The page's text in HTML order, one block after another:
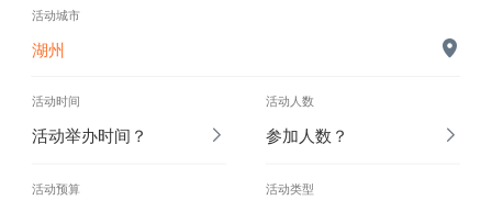
活动城市
湖州
活动时间
活动举办时间？
活动人数
参加人数？
活动预算 活动类型